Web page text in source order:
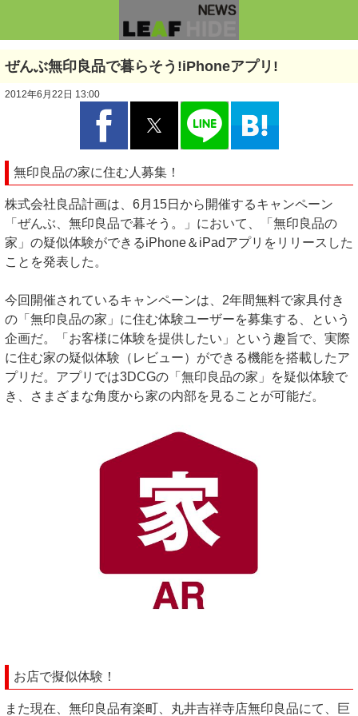
ぜんぶ無印良品で暮らそう!iPhoneアプリ!
2012年6月22日 13:00
無印良品の家に住む人募集！
株式会社良品計画は、6月15日から開催するキャンペーン
「ぜんぶ、無印良品で暮そう。」において、「無印良品の
家」の疑似体験ができるiPhone＆iPadアプリをリリースした
ことを発表した。
今回開催されているキャンペーンは、2年間無料で家具付き
の「無印良品の家」に住む体験ユーザーを募集する、という
企画だ。「お客様に体験を提供したい」という趣旨で、実際
に住む家の疑似体験（レビュー）ができる機能を搭載したア
プリだ。アプリでは3DCGの「無印良品の家」を疑似体験で
き、さまざまな角度から家の内部を見ることが可能だ。
お店で擬似体験！
また現在、無印良品有楽町、丸井吉祥寺店無印良品にて、巨